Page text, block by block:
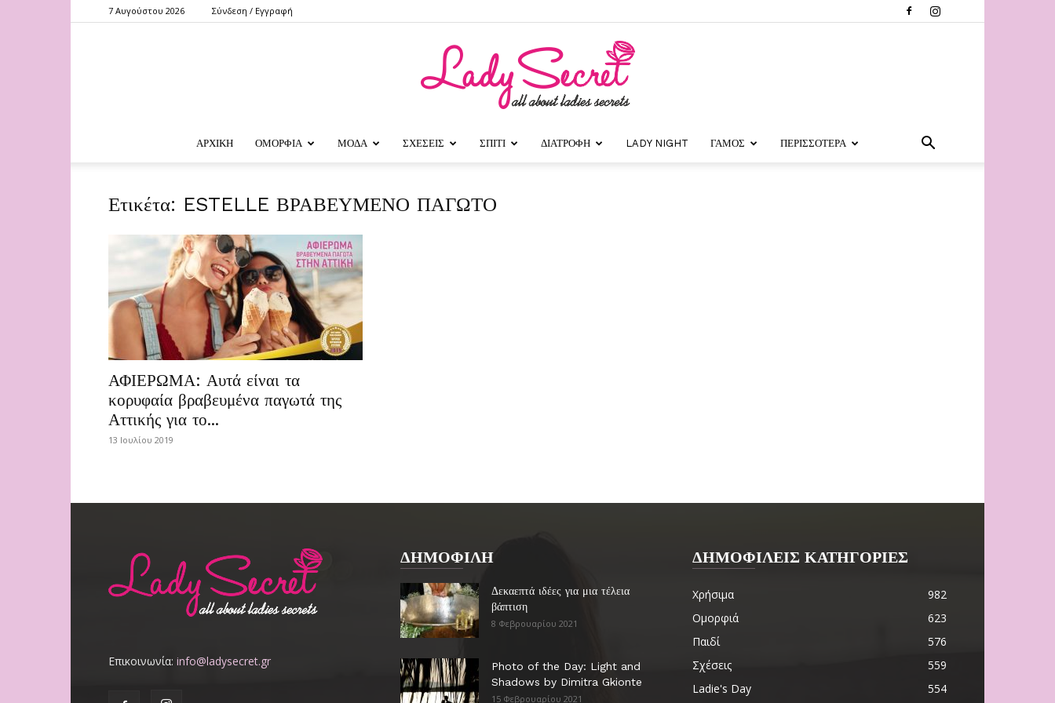
7 Αυγούστου 2026 Σύνδεση / Εγγραφή
ΑΡΧΙΚΗ ΟΜΟΡΦΙΑ ΜΟΔΑ ΣΧΕΣΕΙΣ ΣΠΙΤΙ ΔΙΑΤΡΟΦΗ LADY NIGHT ΓΑΜΟΣ ΠΕΡΙΣΣΟΤΕΡΑ
Ετικέτα: ESTELLE ΒΡΑΒΕΥΜΕΝΟ ΠΑΓΩΤΟ
ΑΦΙΕΡΩΜΑ: Αυτά είναι τα
κορυφαία βραβευμένα παγωτά της
Αττικής για το...
13 Ιουλίου 2019
Επικοινωνία: info@ladysecret.gr
ΔΗΜΟΦΙΛΗ
Δεκαεπτά ιδέες για μια τέλεια
βάπτιση
8 Φεβρουαρίου 2021
Photo of the Day: Light and
Shadows by Dimitra Gkionte
15 Φεβρουαρίου 2021
ΔΗΜΟΦΙΛΕΙΣ ΚΑΤΗΓΟΡΙΕΣ
Χρήσιμα
982
Ομορφιά
623
Παιδί
576
Σχέσεις
559
Ladie's Day
554